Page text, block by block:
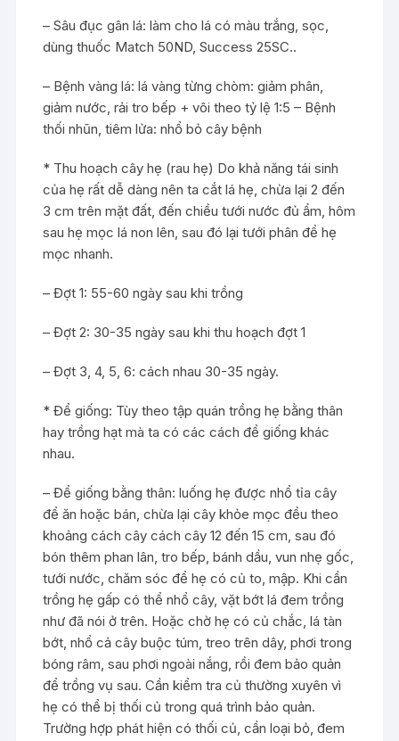
– Sâu đục gân lá: làm cho lá có màu trắng, sọc,
dùng thuốc Match 50ND, Success 25SC..
– Bệnh vàng lá: lá vàng từng chòm: giảm phân,
giảm nước, rải tro bếp + vôi theo tỷ lệ 1:5 – Bệnh
thối nhũn, tiêm lửa: nhổ bỏ cây bệnh
* Thu hoạch cây hẹ (rau hẹ) Do khả năng tái sinh
của hẹ rất dễ dàng nên ta cắt lá hẹ, chừa lại 2 đến
3 cm trên mặt đất, đến chiều tưới nước đủ ẩm, hôm
sau hẹ mọc lá non lên, sau đó lại tưới phân để hẹ
mọc nhanh.
– Đợt 1: 55-60 ngày sau khi trồng
– Đợt 2: 30-35 ngày sau khi thu hoạch đợt 1
– Đợt 3, 4, 5, 6: cách nhau 30-35 ngày.
* Để giống: Tùy theo tập quán trồng hẹ bằng thân
hay trồng hạt mà ta có các cách để giống khác
nhau.
– Để giống bằng thân: luống hẹ được nhổ tỉa cây
để ăn hoặc bán, chừa lại cây khỏe mọc đều theo
khoảng cách cây cách cây 12 đến 15 cm, sau đó
bón thêm phan lân, tro bếp, bánh dầu, vun nhẹ gốc,
tưới nước, chăm sóc để hẹ có củ to, mập. Khi cần
trồng hẹ gấp có thể nhổ cây, vặt bớt lá đem trồng
như đã nói ở trên. Hoặc chờ hẹ có củ chắc, lá tàn
bớt, nhổ cả cây buộc túm, treo trên dây, phơi trong
bóng râm, sau phơi ngoài nắng, rồi đem bảo quản
để trồng vụ sau. Cần kiểm tra củ thường xuyên vì
hẹ có thể bị thối củ trong quá trình bảo quản.
Trường hợp phát hiện có thối củ, cần loại bỏ, đem